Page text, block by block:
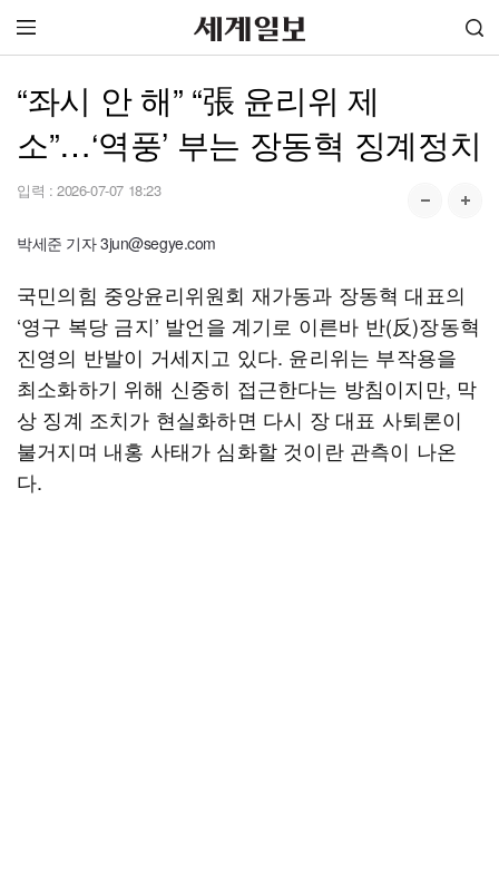
“좌시 안 해” “張 윤리위 제
소”…‘역풍’ 부는 장동혁 징계정치
입력 : 2026-07-07 18:23
박세준 기자 3jun@segye.com
국민의힘 중앙윤리위원회 재가동과 장동혁 대표의
‘영구 복당 금지’ 발언을 계기로 이른바 반(反)장동혁
진영의 반발이 거세지고 있다. 윤리위는 부작용을
최소화하기 위해 신중히 접근한다는 방침이지만, 막
상 징계 조치가 현실화하면 다시 장 대표 사퇴론이
불거지며 내홍 사태가 심화할 것이란 관측이 나온
다.